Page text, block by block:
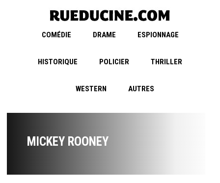
COMÉDIE DRAME ESPIONNAGE
HISTORIQUE POLICIER THRILLER
WESTERN AUTRES
MICKEY ROONEY